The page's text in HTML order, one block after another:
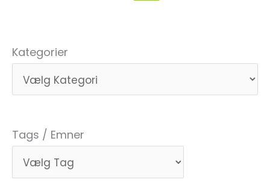
kirke
Kategorier
Tags / Emner